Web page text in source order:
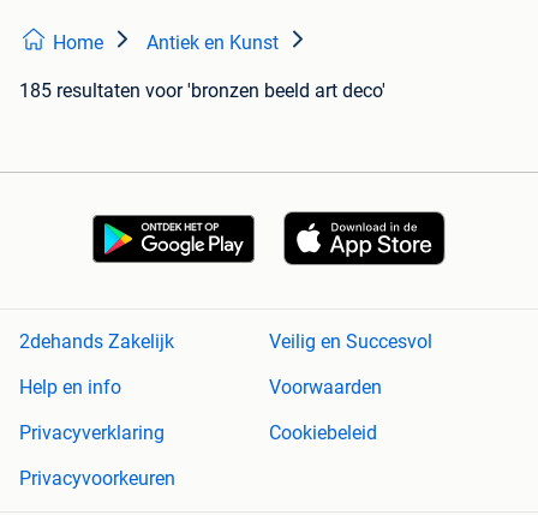
Home Antiek en Kunst
185 resultaten voor 'bronzen beeld art deco'
2dehands Zakelijk
Veilig en Succesvol
Help en info
Voorwaarden
Privacyverklaring
Cookiebeleid
Privacyvoorkeuren